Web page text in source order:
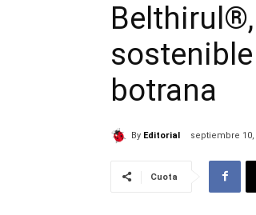
botrana
By Editorial septiembre 10,
Cuota